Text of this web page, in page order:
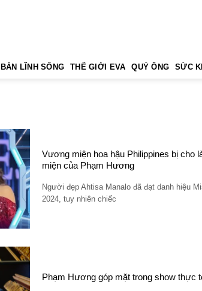
BẢN LĨNH SỐNG THẾ GIỚI EVA QUÝ ÔNG SỨC
Vương miện hoa hậu Philippines bị cho
miện của Phạm Hương
Người đẹp Ahtisa Manalo đã đạt danh hiệu
2024, tuy nhiên chiếc
Phạm Hương góp mặt trong show thực